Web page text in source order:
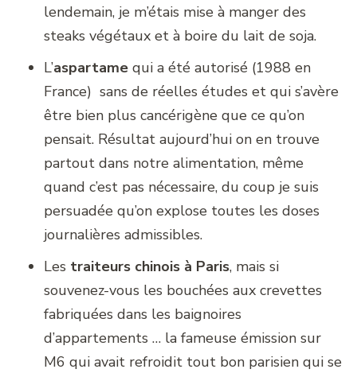
lendemain, je m’étais mise à manger des
steaks végétaux et à boire du lait de soja.
L’aspartame qui a été autorisé (1988 en
France) sans de réelles études et qui s’avère
être bien plus cancérigène que ce qu’on
pensait. Résultat aujourd’hui on en trouve
partout dans notre alimentation, même
quand c’est pas nécessaire, du coup je suis
persuadée qu’on explose toutes les doses
journalières admissibles.
Les traiteurs chinois à Paris, mais si
souvenez-vous les bouchées aux crevettes
fabriquées dans les baignoires
d’appartements … la fameuse émission sur
M6 qui avait refroidit tout bon parisien qui se